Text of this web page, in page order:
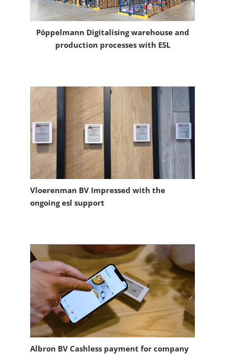
Pöppelmann Digitalising warehouse and
production processes with ESL
Vloerenman BV Impressed with the
ongoing esl support
Albron BV Cashless payment for company